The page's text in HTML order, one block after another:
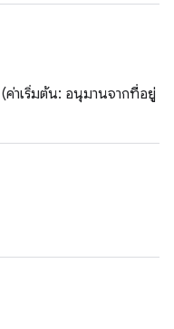
าเริ่มต้น: อนุมานจากที่อยู่